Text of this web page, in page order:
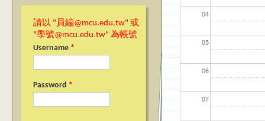
請以 "員編@mcu.edu.tw" 或
"學號@mcu.edu.tw" 為帳號
Username *
Password *
04
05
06
07